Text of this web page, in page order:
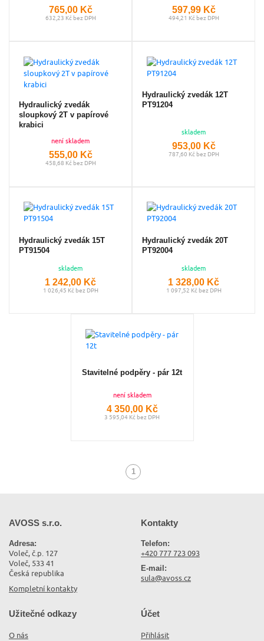
765,00 Kč
632,23 Kč bez DPH
597,99 Kč
494,21 Kč bez DPH
Hydraulický zvedák
sloupkový 2T v papírové
krabici
není skladem
555,00 Kč
458,68 Kč bez DPH
Hydraulický zvedák 12T
PT91204
skladem
953,00 Kč
787,60 Kč bez DPH
Hydraulický zvedák 15T
PT91504
skladem
1 242,00 Kč
1 026,45 Kč bez DPH
Hydraulický zvedák 20T
PT92004
skladem
1 328,00 Kč
1 097,52 Kč bez DPH
Stavitelné podpěry - pár 12t
není skladem
4 350,00 Kč
3 595,04 Kč bez DPH
1
(aktuální)
AVOSS s.r.o.
Adresa:
Voleč, č.p. 127
Voleč, 533 41
Česká republika
Kompletní kontakty
Kontakty
Telefon:
+420 777 723 093
E-mail:
sula@avoss.cz
Užitečné odkazy
O nás
Účet
Přihlásit